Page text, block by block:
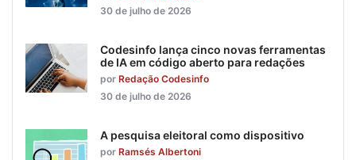
30 de julho de 2026
Codesinfo lança cinco novas ferramentas
de IA em código aberto para redações
por Redação Codesinfo
30 de julho de 2026
A pesquisa eleitoral como dispositivo
por Ramsés Albertoni